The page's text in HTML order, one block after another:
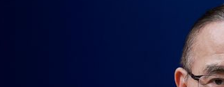
경찰, '홍명보 선임 논란' 대한축구협회·축구회관 등
]합참 "北 발사체는 단거리탄도미사일…감시·경계태
위성, 北이 동해로 쏜 발사체는 탄도미사일 가능성
] SKT, 에이닷 서비스 장애 발생…"원인 파악 중"